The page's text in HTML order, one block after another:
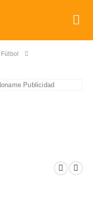
Fútbol